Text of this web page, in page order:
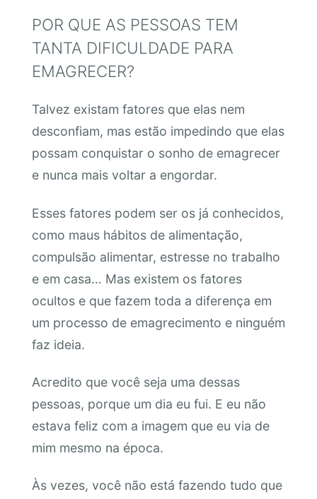
POR QUE AS PESSOAS TEM
TANTA DIFICULDADE PARA
EMAGRECER?
Talvez existam fatores que elas nem
desconfiam, mas estão impedindo que elas
possam conquistar o sonho de emagrecer
e nunca mais voltar a engordar.
Esses fatores podem ser os já conhecidos,
como maus hábitos de alimentação,
compulsão alimentar, estresse no trabalho
e em casa… Mas existem os fatores
ocultos e que fazem toda a diferença em
um processo de emagrecimento e ninguém
faz ideia.
Acredito que você seja uma dessas
pessoas, porque um dia eu fui. E eu não
estava feliz com a imagem que eu via de
mim mesmo na época.
Às vezes, você não está fazendo tudo que